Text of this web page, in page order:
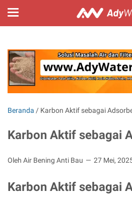
Beranda / Karbon Aktif sebagai
Karbon Aktif sebagai
Oleh Air Bening Anti Bau 27 Mei,
Karbon Aktif sebagai